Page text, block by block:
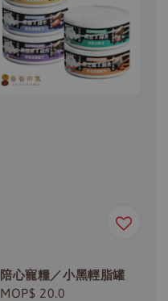
陪心寵糧／小黑輕脂罐
Regular
MOP$ 20.0